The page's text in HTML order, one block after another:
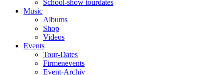
School-show tourdates
Music
Albums
Shop
Videos
Events
Tour-Dates
Firmenevents
Event-Archiv